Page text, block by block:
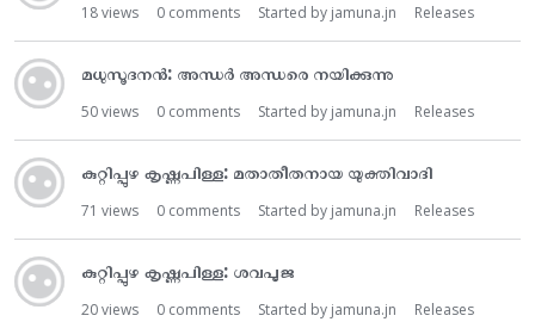
18views 0 comments Started by jamuna.jn Releases
മധുസൂദനൻ: അന്ധർ അന്ധരെ നയിക്കുന്നു
50views 0 comments Started by jamuna.jn Releases
കുറ്റിപ്പുഴ കൃഷ്ണപിള്ള: മതാതീതനായ യുക്തിവാദി
71 views 0 comments Started by jamuna.jn Releases
കുറ്റിപ്പുഴ കൃഷ്ണപിള്ള: ശവപൂജ
20views 0 comments Started by jamuna.jn Releases